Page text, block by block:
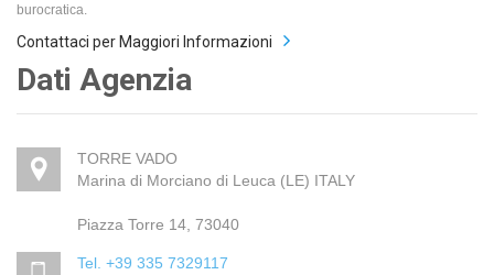
burocratica.
Contattaci per Maggiori Informazioni
Dati Agenzia
TORRE VADO
Marina di Morciano di Leuca (LE) ITALY
Piazza Torre 14, 73040
Tel. +39 335 7329117